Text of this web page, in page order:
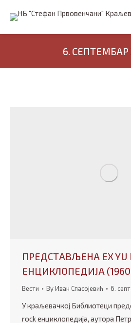
6. СЕПТЕМБАР
ПРЕДСТАВЉЕНА ЕX YU
ЕНЦИКЛОПЕДИЈА (1960
Вести ByИван Спасојевић 6.
У краљевачкој Библиотеци
rock енциклопедија, аутора